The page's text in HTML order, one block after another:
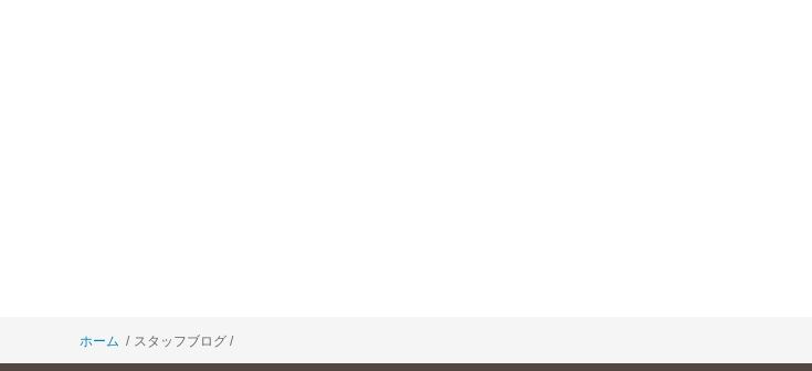
ホーム スタッフブログ